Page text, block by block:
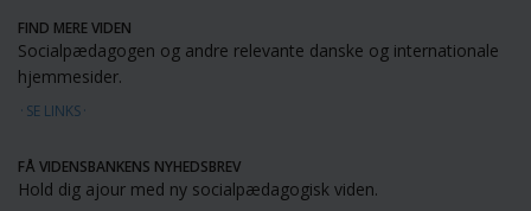
FIND MERE VIDEN
Socialpædagogen og andre relevante danske og internationale
hjemmesider.
SE LINKS
FÅ VIDENSBANKENS NYHEDSBREV
Hold dig ajour med ny socialpædagogisk viden.